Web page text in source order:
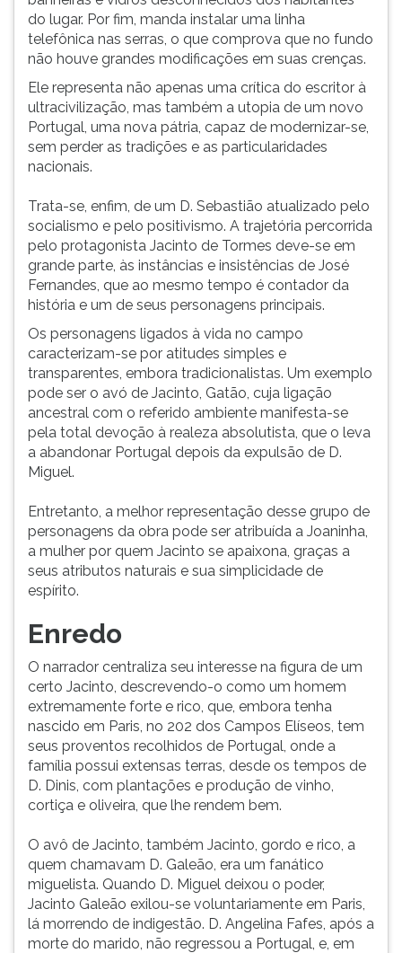
do lugar. Por fim, manda instalar uma linha
telefônica nas serras, o que comprova que no fundo
não houve grandes modificações em suas crenças.
Ele representa não apenas uma crítica do escritor à
ultracivilização, mas também a utopia de um novo
Portugal, uma nova pátria, capaz de modernizar-se,
sem perder as tradições e as particularidades
nacionais.
Trata-se, enfim, de um D. Sebastião atualizado pelo
socialismo e pelo positivismo. A trajetória percorrida
pelo protagonista Jacinto de Tormes deve-se em
grande parte, às instâncias e insistências de José
Fernandes, que ao mesmo tempo é contador da
história e um de seus personagens principais.
Os personagens ligados à vida no campo
caracterizam-se por atitudes simples e
transparentes, embora tradicionalistas. Um exemplo
pode ser o avó de Jacinto, Gatão, cuja ligação
ancestral com o referido ambiente manifesta-se
pela total devoção à realeza absolutista, que o leva
a abandonar Portugal depois da expulsão de D.
Miguel.
Entretanto, a melhor representação desse grupo de
personagens da obra pode ser atribuída a Joaninha,
a mulher por quem Jacinto se apaixona, graças a
seus atributos naturais e sua simplicidade de
espírito.
Enredo
O narrador centraliza seu interesse na figura de um
certo Jacinto, descrevendo-o como um homem
extremamente forte e rico, que, embora tenha
nascido em Paris, no 202 dos Campos Elíseos, tem
seus proventos recolhidos de Portugal, onde a
família possui extensas terras, desde os tempos de
D. Dinis, com plantações e produção de vinho,
cortiça e oliveira, que lhe rendem bem.
O avô de Jacinto, também Jacinto, gordo e rico, a
quem chamavam D. Galeão, era um fanático
miguelista. Quando D. Miguel deixou o poder,
Jacinto Galeão exilou-se voluntariamente em Paris,
lá morrendo de indigestão. D. Angelina Fafes, após a
morte do marido, não regressou a Portugal, e, em